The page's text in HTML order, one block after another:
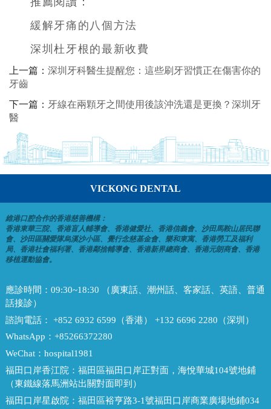
緩解牙痛的八個方法
深圳杜牙根的最新收費
上一篇： 深圳牙科醫生提醒您：這些刷牙習慣正在傷害你的
牙齒
下一篇： 牙線在兩顆牙之間使用後該沖洗還是更換？深圳牙
醫
VICKONG DENTAL
維港口腔合作的香港慈善機構：
香港東華三院、香港盲人輔導會、香港健愛社、香港信義會、沙田馬鞍山居民聯
會、沙田區關愛隊烏溪沙小區、覺行念慈基金會、樂和東寓、香港勞工及福利
局、香港社會福利署、香港鄰捨輔導會、香港新界總商會、香港元朗商會、香港
移植運動協會。
應診時間： 09:30~18:30 （廣東話、潮州話、客家話、英語、普通
話接診）
諮詢電話： +852 6932 6599（香港） +132 6696 2280（深圳）
WhatsApp： +85266372280
WeChat： hospital1981
福田口岸香江院： 福田區福田口岸正對面，海悅華城104號地鋪
（東鐵線落馬洲站出關對面即到）
福田口岸星啟院： 福田區裕亨路3-1號福田口岸商業廣場地鋪034